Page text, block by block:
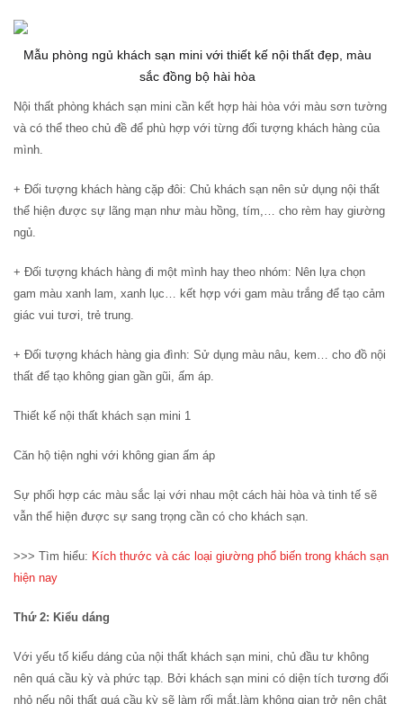
Mẫu phòng ngủ khách sạn mini với thiết kế nội thất đẹp, màu
sắc đồng bộ hài hòa
Nội thất phòng khách sạn mini cần kết hợp hài hòa với màu sơn tường
và có thể theo chủ đề để phù hợp với từng đối tượng khách hàng của
mình.
+ Đối tượng khách hàng cặp đôi: Chủ khách sạn nên sử dụng nội thất
thể hiện được sự lãng mạn như màu hồng, tím,… cho rèm hay giường
ngủ.
+ Đối tượng khách hàng đi một mình hay theo nhóm: Nên lựa chọn
gam màu xanh lam, xanh lục… kết hợp với gam màu trắng để tạo cảm
giác vui tươi, trẻ trung.
+ Đối tượng khách hàng gia đình: Sử dụng màu nâu, kem… cho đồ nội
thất để tạo không gian gần gũi, ấm áp.
Thiết kế nội thất khách sạn mini 1
Căn hộ tiện nghi với không gian ấm áp
Sự phối hợp các màu sắc lại với nhau một cách hài hòa và tinh tế sẽ
vẫn thể hiện được sự sang trọng cần có cho khách sạn.
>>> Tìm hiểu: Kích thước và các loại giường phổ biến trong khách sạn
hiện nay
Thứ 2: Kiểu dáng
Với yếu tố kiểu dáng của nội thất khách sạn mini, chủ đầu tư không
nên quá cầu kỳ và phức tạp. Bởi khách sạn mini có diện tích tương đối
nhỏ nếu nội thất quá cầu kỳ sẽ làm rối mắt,làm không gian trở nên chật